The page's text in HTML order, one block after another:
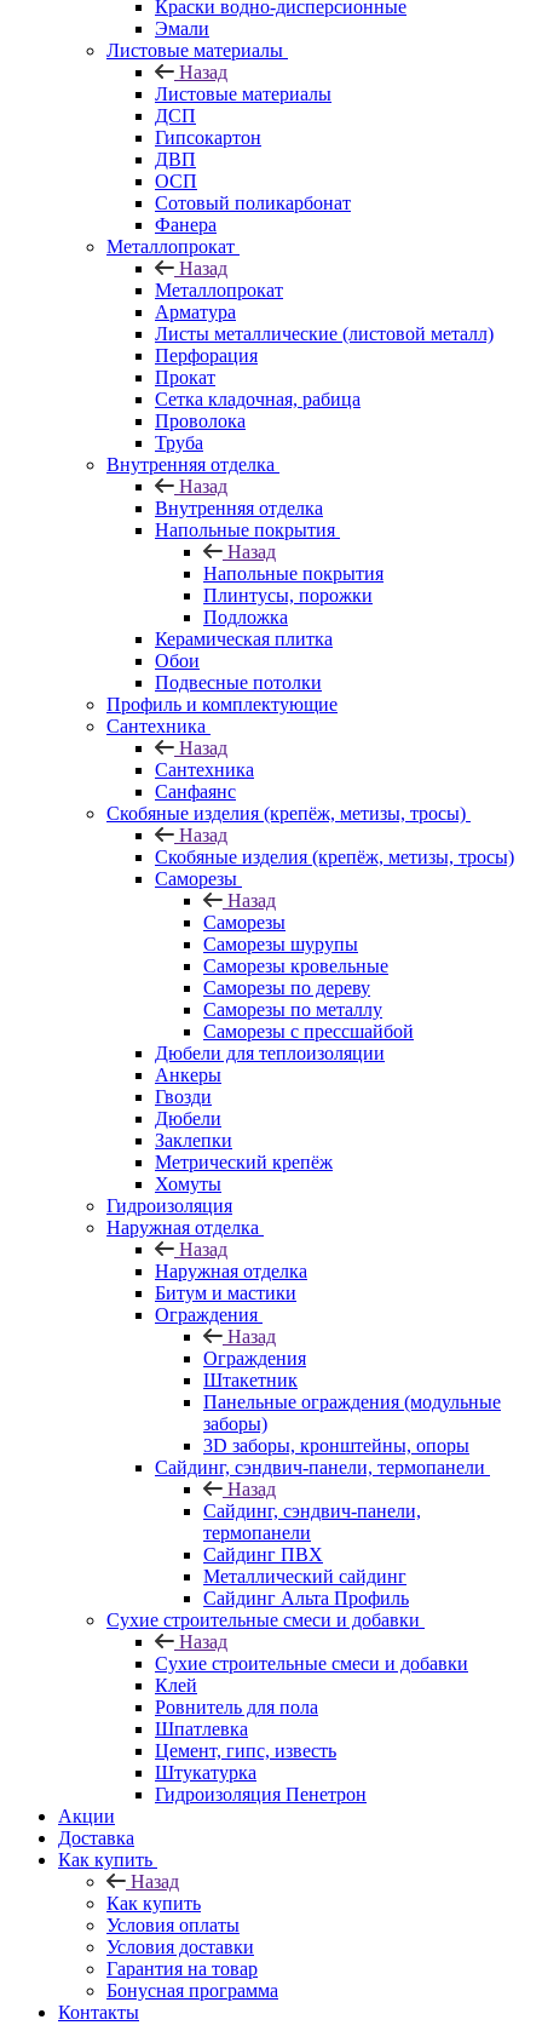
Краски водно-дисперсионные
Эмали
Листовые материалы
Назад
Листовые материалы
ДСП
Гипсокартон
ДВП
ОСП
Сотовый поликарбонат
Фанера
Металлопрокат
Назад
Металлопрокат
Арматура
Листы металлические (листовой металл)
Перфорация
Прокат
Сетка кладочная, рабица
Проволока
Труба
Внутренняя отделка
Назад
Внутренняя отделка
Напольные покрытия
Назад
Напольные покрытия
Плинтусы, порожки
Подложка
Керамическая плитка
Обои
Подвесные потолки
Профиль и комплектующие
Сантехника
Назад
Сантехника
Санфаянс
Скобяные изделия (крепёж, метизы, тросы)
Назад
Скобяные изделия (крепёж, метизы, тросы)
Саморезы
Назад
Саморезы
Саморезы шурупы
Саморезы кровельные
Саморезы по дереву
Саморезы по металлу
Саморезы с прессшайбой
Дюбели для теплоизоляции
Анкеры
Гвозди
Дюбели
Заклепки
Метрический крепёж
Хомуты
Гидроизоляция
Наружная отделка
Назад
Наружная отделка
Битум и мастики
Ограждения
Назад
Ограждения
Штакетник
Панельные ограждения (модульные
заборы)
3D заборы, кронштейны, опоры
Cайдинг, сэндвич-панели, термопанели
Назад
Cайдинг, сэндвич-панели,
термопанели
Сайдинг ПВХ
Металлический сайдинг
Сайдинг Альта Профиль
Сухие строительные смеси и добавки
Назад
Сухие строительные смеси и добавки
Клей
Ровнитель для пола
Шпатлевка
Цемент, гипс, известь
Штукатурка
Гидроизоляция Пенетрон
Акции
Доставка
Как купить
Назад
Как купить
Условия оплаты
Условия доставки
Гарантия на товар
Бонусная программа
Контакты